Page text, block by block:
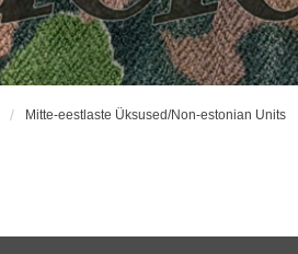
Mitte-eestlaste Üksused/Non-estonian Units